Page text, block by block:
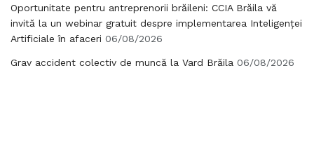
Oportunitate pentru antreprenorii brăileni: CCIA Brăila vă
invită la un webinar gratuit despre implementarea Inteligenței
Artificiale în afaceri 06/08/2026
Grav accident colectiv de muncă la Vard Brăila 06/08/2026